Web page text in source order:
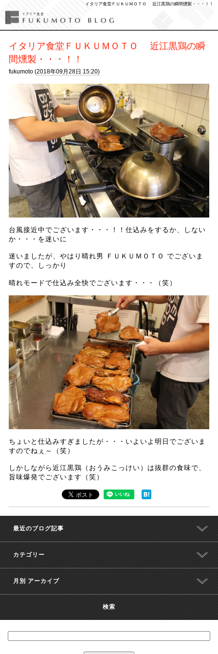
イタリア食堂ＦＵＫＵＭＯＴＯ 近江黒鶏の瞬間燻製・・・！！
イタリア食堂ＦＵＫＵＭＯＴＯ 近江黒鶏の瞬
間燻製・・・！！
fukumoto (2018年09月28日 15:20)
台風接近中でございます・・・！！仕込みをするか、しない
か・・・を迷いに
迷いましたが、やはり晴れ男 ＦＵＫＵＭＯＴＯ でございま
すので、しっかり
晴れモードで仕込み全快でございます・・・（笑）
ちょいと仕込みすぎましたが・・・いよいよ明日でございま
すのでねぇ～（笑）
しかしながら近江黒鶏（おうみこっけい）は抜群の食味で、
旨味爆発でございます（笑）
最近のブログ記事
カテゴリー
月別 アーカイブ
検索